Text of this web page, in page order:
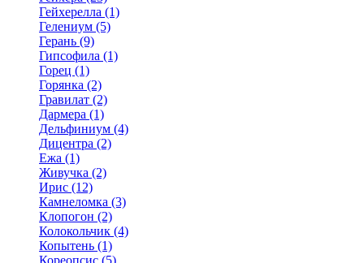
Гейхерелла (1)
Гелениум (5)
Герань (9)
Гипсофила (1)
Горец (1)
Горянка (2)
Гравилат (2)
Дармера (1)
Дельфиниум (4)
Дицентра (2)
Ежа (1)
Живучка (2)
Ирис (12)
Камнеломка (3)
Клопогон (2)
Колокольчик (4)
Копытень (1)
Кореопсис (5)